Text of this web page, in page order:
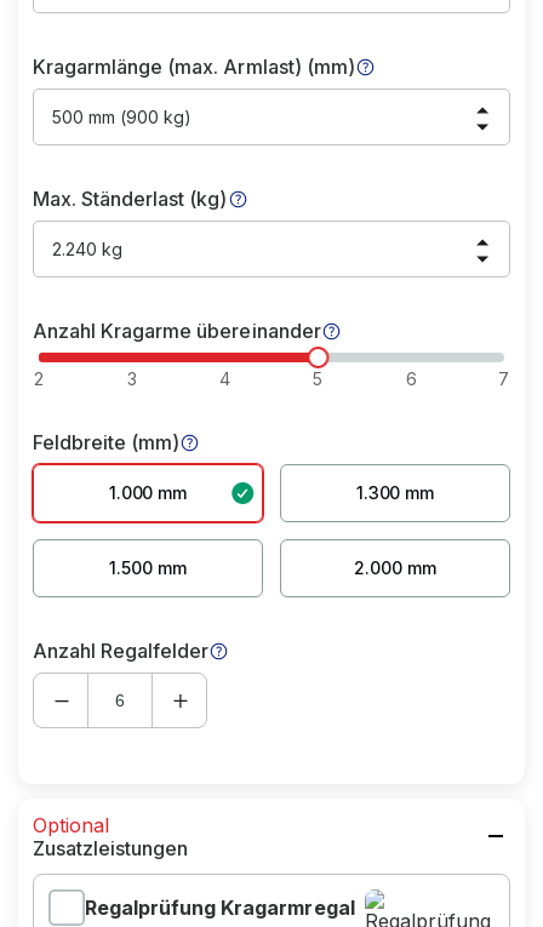
Kragarmlänge (max. Armlast) (mm)
500 mm (900 kg)
Max. Ständerlast (kg)
2.240 kg
Anzahl Kragarme übereinander
2 3 4 5 6 7
Feldbreite (mm)
1.000 mm 1.300 mm
1.500 mm 2.000 mm
Anzahl Regalfelder
Optional
Zusatzleistungen
Regalprüfung Kragarmregal